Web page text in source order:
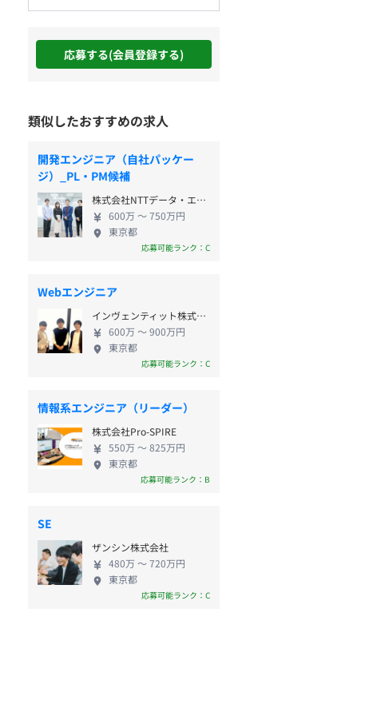
応募する(会員登録する)
類似したおすすめの求人
開発エンジニア（自社パッケー
ジ）_PL・PM候補
株式会社NTTデータ・エービック
600万 〜 750万円
東京都
応募可能ランク：C
Webエンジニア
インヴェンティット株式会社
600万 〜 900万円
東京都
応募可能ランク：C
情報系エンジニア（リーダー）
株式会社Pro-SPIRE
550万 〜 825万円
東京都
応募可能ランク：B
SE
ザンシン株式会社
480万 〜 720万円
東京都
応募可能ランク：C